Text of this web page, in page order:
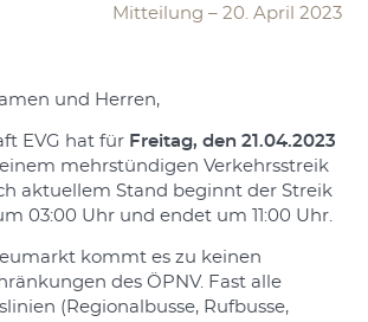
Mitteilung – 20. April 2023
und Herren,
EVG hat für Freitag, den 21.04.2023
mehrstündigen Verkehrsstreik
aktuellem Stand beginnt der Streik
03:00 Uhr und endet um 11:00 Uhr.
kommt es zu keinen
des ÖPNV. Fast alle
(Regionalbusse, Rufbusse,